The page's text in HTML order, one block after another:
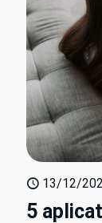
13/12/
5